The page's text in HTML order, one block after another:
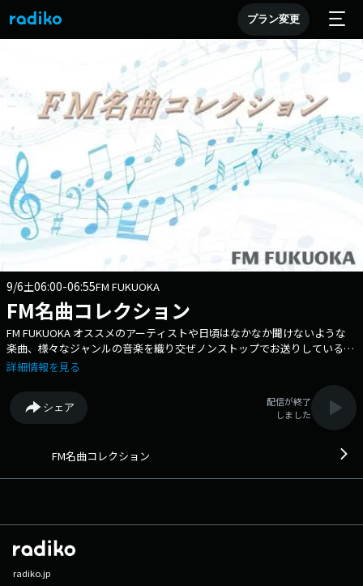
プラン変更
9/6土06:00-06:55FM FUKUOKA
FM名曲コレクション
FM FUKUOKA オススメのアーティストや日頃はなかなか聞けないような
楽曲、様々なジャンルの音楽を織り交ぜノンストップでお送りしている音
楽番組です。 番組Webサイト：
https://fmfukuoka.co.jp/message/?program_id=30
詳細情報を見る
シェア
配信が終了
しました
FM名曲コレクション
radiko.jp